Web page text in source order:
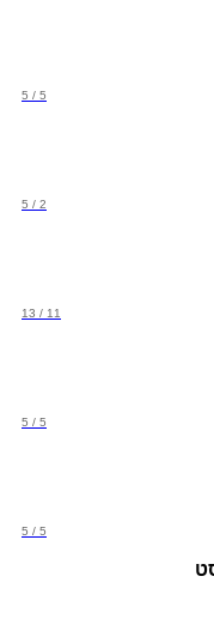
5 / 5
2 / 5
11 / 13
5 / 5
5 / 5